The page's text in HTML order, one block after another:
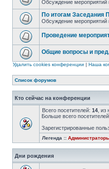
Обсуждение
По итогам Заседания
Обсуждение мероприятий
Проведение
Общие вопросы и
Удалить cookies конференции | Наша
Список форумов
Кто сейчас на конференции
Всего посетителей: 14 ,
Больше всего
Зарегистрированные
Легенда ::
Дни рождения